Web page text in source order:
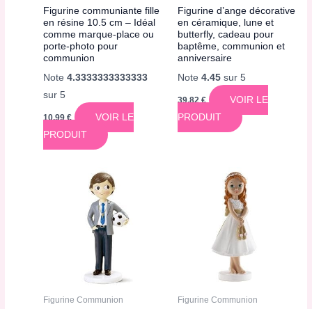
Figurine communiante fille
en résine 10.5 cm – Idéal
comme marque-place ou
porte-photo pour
communion
Note4.3333333333333
sur 5
10,99€
VOIR LE
PRODUIT
Figurine d’ange décorative
en céramique, lune et
butterfly, cadeau pour
baptême, communion et
anniversaire
Note 4.45sur 5
39,82€
VOIR LE
PRODUIT
Figurine Communion Figurine Communion